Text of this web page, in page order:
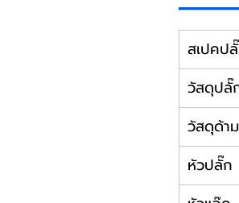
สเปคป
วัสดุปลั๊
วัสดุด้าม
หัวปลั๊ก